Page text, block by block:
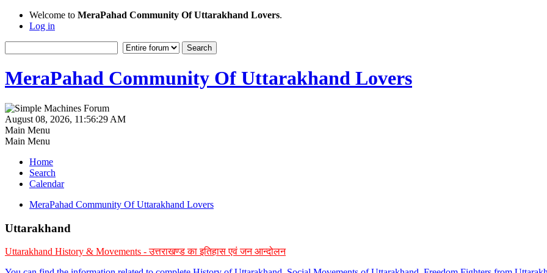
Welcome to MeraPahad Community Of Uttarakhand Lovers.
Log in
MeraPahad Community Of Uttarakhand Lovers
August 08, 2026, 11:56:29 AM
Main Menu
Main Menu
Home
Search
Calendar
MeraPahad Community Of Uttarakhand Lovers
Uttarakhand
Uttarakhand History & Movements - उत्तराखण्ड का इतिहास एवं जन आन्दोलन